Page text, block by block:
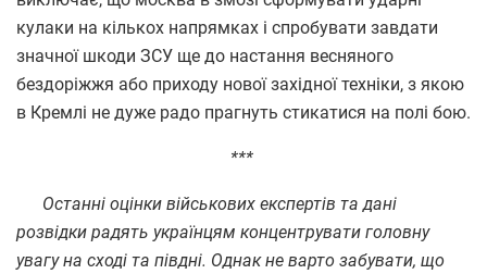
кулаки на кількох напрямках і спробувати завдати
значної шкоди ЗСУ ще до настання весняного
бездоріжжя або приходу нової західної техніки, з якою
в Кремлі не дуже радо прагнуть стикатися на полі бою.
***
Останні оцінки військових експертів та дані
розвідки радять українцям концентрувати головну
увагу на сході та півдні. Однак не варто забувати, що